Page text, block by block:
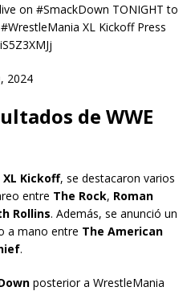
on #SmackDown TONIGHT to
XL Kickoff Press
2024
de WWE
Kickoff, se destacaron varios
entre The Rock, Roman
Rollins. Además, se anunció un
a mano entre The American
.
posterior a WrestleMania